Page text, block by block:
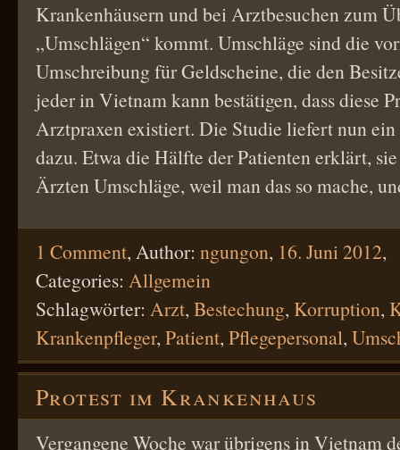
Krankenhäusern und bei Arztbesuchen zum
„Umschlägen“ kommt. Umschläge sind die
Umschreibung für Geldscheine, die den
jeder in Vietnam kann bestätigen, dass diese
Arztpraxen existiert. Die Studie liefert nun ein
dazu. Etwa die Hälfte der Patienten erklärt,
Ärzten Umschläge, weil man das so mache,
1 Comment, Author: ngungon, 16. Juni 2012,
Categories: Allgemein
Schlagwörter: Arzt, Bestechung, Korruption,
Krankenpfleger, Patient, Pflegepersonal,
Protest im Krankenhaus
Vergangene Woche war übrigens in Vietnam